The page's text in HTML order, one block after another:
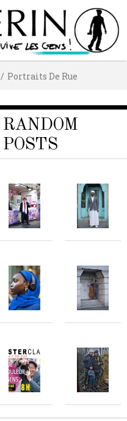
/ Portraits De Rue
RANDOM
POSTS